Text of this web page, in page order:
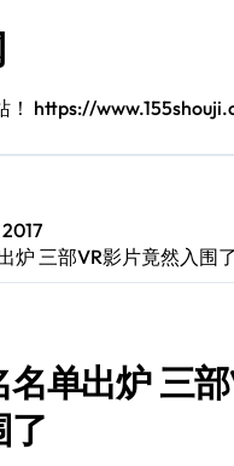
！ https://
2017
炉 三部VR影片竟然入围了
单出炉 三
了